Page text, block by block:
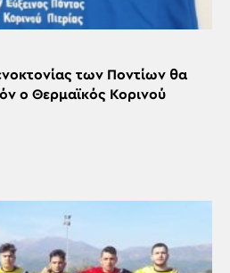
των Ποντίων θα
ο Θερμαϊκός Κορινού